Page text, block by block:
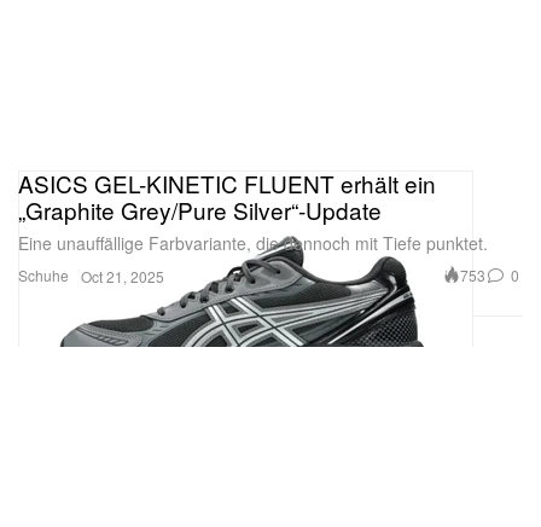
Schuhe
ASICS GEL-KINETIC FLUENT erhält ein
„Graphite Grey/Pure Silver“-Update
Eine unauffällige Farbvariante, die dennoch mit Tiefe punktet.
Oct 21, 2025 753 0